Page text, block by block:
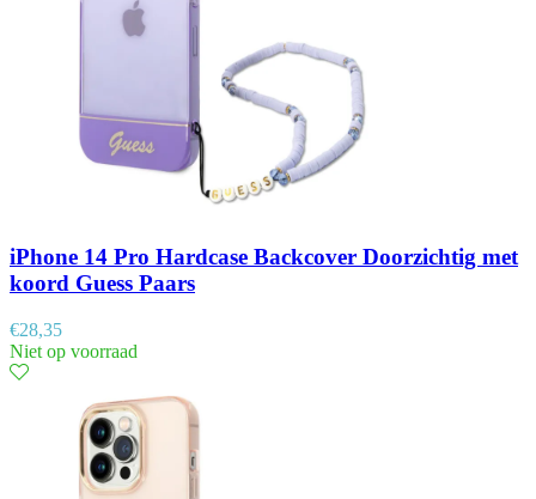
iPhone 14 Pro Hardcase Backcover Doorzichtig met
koord Guess Paars
€28,35
Niet op voorraad